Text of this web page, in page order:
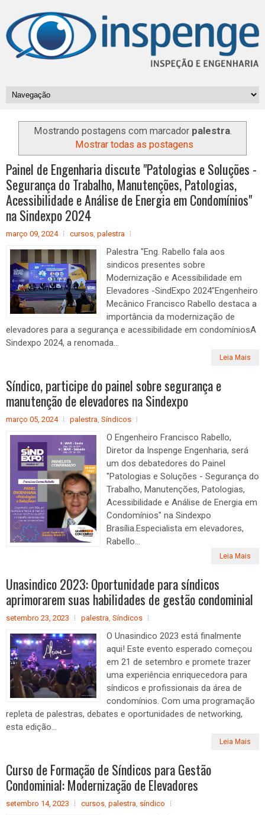
Mostrando postagens com marcador palestra.
Mostrar todas as postagens
Painel de Engenharia discute "Patologias e Soluções -
Segurança do Trabalho, Manutenções, Patologias,
Acessibilidade e Análise de Energia em Condomínios"
na Sindexpo 2024
março 09, 2024 cursos palestra
Palestra "Eng. Rabello fala aos
sindicos presentes sobre
Modernização e Acessibilidade em
Elevadores -SindExpo 2024"Engenheiro
Mecânico Francisco Rabello destaca a
importância da modernização de
elevadores para a segurança e acessibilidade em condomíniosA
Sindexpo 2024, a renomada...
Leia Mais
Síndico, participe do painel sobre segurança e
manutenção de elevadores na Sindexpo
março 05, 2024 palestra Síndicos
O Engenheiro Francisco Rabello,
Diretor da Inspenge Engenharia, será
um dos debatedores do Painel
"Patologias e Soluções - Segurança do
Trabalho, Manutenções, Patologias,
Acessibilidade e Análise de Energia em
Condomínios" na Sindexpo
Brasília.Especialista em elevadores,
Rabello...
Leia Mais
Unasindico 2023: Oportunidade para síndicos
aprimorarem suas habilidades de gestão condominial
setembro 23, 2023 palestra Síndicos
O Unasindico 2023 está finalmente
aqui! Este evento esperado começou
em 21 de setembro e promete trazer
uma experiência enriquecedora para
síndicos e profissionais da área de
condomínios. Com uma programação
repleta de palestras, debates e oportunidades de networking,
esta edição...
Leia Mais
Curso de Formação de Síndicos para Gestão
Condominial: Modernização de Elevadores
setembro 14, 2023 cursos palestra síndico